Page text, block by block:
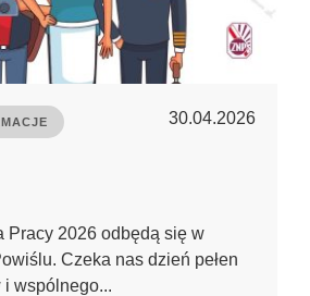
30.04.2026
Pracy 2026 odbędą się w
Czeka nas dzień pełen
i wspólnego...